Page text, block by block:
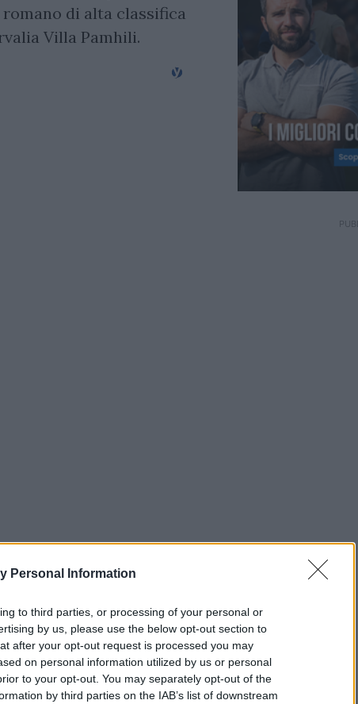
Personal Information
to third parties, or processing of your personal or
by us, please use the below opt-out section to
after your opt-out request is processed you may
on personal information utilized by us or personal
to your opt-out. You may separately opt-out of the
by third parties on the IAB’s list of downstream
romano di alta classifica
Villa Pamhili.